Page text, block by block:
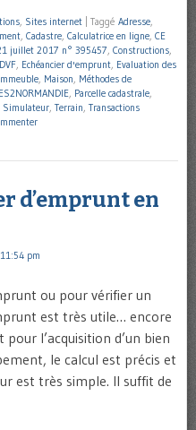
Sites internet Taggé Adresse
Cadastre Calculatrice en ligne CE
juillet 2017 n° 395457 Constructions
DVF Echéancier d'emprunt Evaluation des
Maison Méthodes de
Parcelle cadastrale
Simulateur Terrain Transactions
d’emprunt en
pm
ou pour vérifier un
est très utile… encore
pour l’acquisition d’un bien
le calcul est précis et
est très simple. Il suffit de